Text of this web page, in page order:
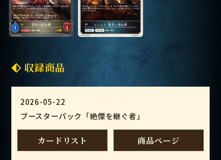
収録商品
2026-05-22
ブースターパック「絶傑を継ぐ者」
カードリスト 商品ページ